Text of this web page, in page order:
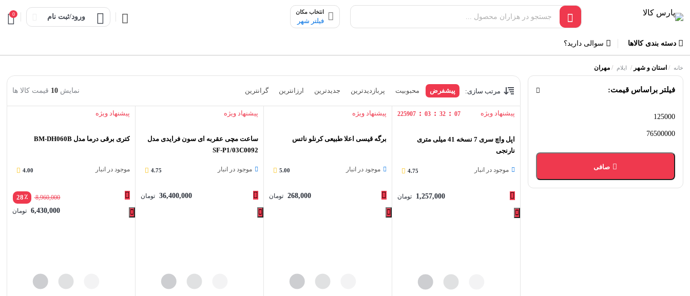
انتخاب مکان
فیلتر شهر
ورود/ثبت نام 0
دسته بندی کالاها سوالی دارید؟
خانه / استان و شهر / ایلام /مهران
فیلتر براساس قیمت:
حداقل
قیمت
حداكثر
قيمت
صافی
مرتب سازی: پیشفرض محبوبیت پربازدیدترین جدیدترین ارزانترین گرانترین نمایش 10 قیمت کالا ها
پیشنهاد ویژه 225907 : 03 : 32 : 07
اپل واچ سری 7 نسخه 41 میلی متری
نارنجی
موجود در انبار 4.75
1,257,000 تومان
پیشنهاد ویژه
برگه قیسی اعلا طبیعی کرنلو ناتس
موجود در انبار 5.00
268,000 تومان
پیشنهاد ویژه
ساعت مچی عقربه ای سون فرایدی مدل
SF-P1/03C0092
موجود در انبار 4.75
36,400,000 تومان
پیشنهاد ویژه
کتری برقی درما مدل BM-DH060B
موجود در انبار 4.00
٪ 28 8,960,000
6,430,000 تومان